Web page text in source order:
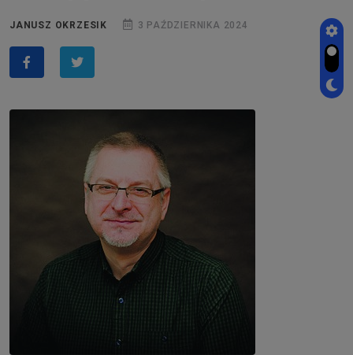
JANUSZ OKRZESIK 3 PAŹDZIERNIKA 2024